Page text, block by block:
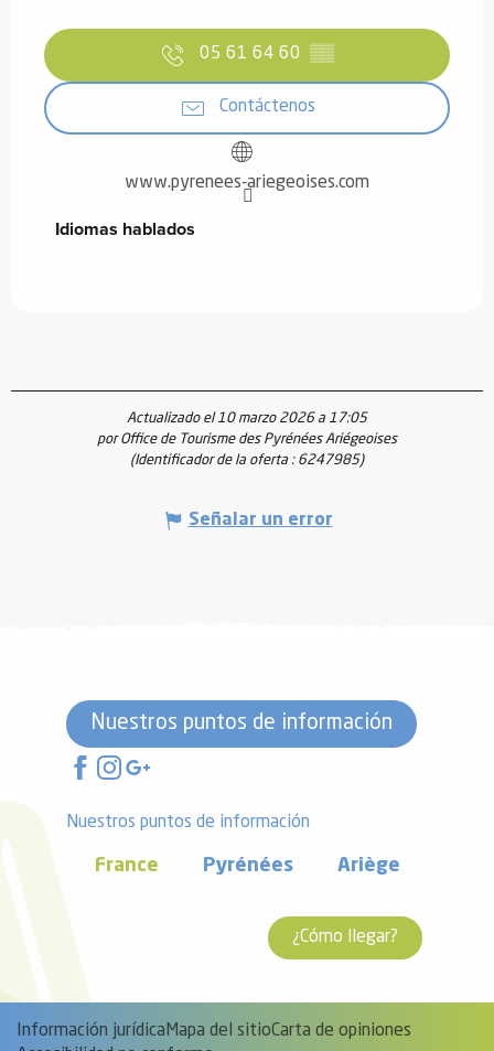
05 61 64 60 ▒▒
Contáctenos
www.pyrenees-ariegeoises.com
Idiomas hablados
Idiomas hablados
Actualizado el 10 marzo 2026 a 17:05
por Office de Tourisme des Pyrénées Ariégeoises
(Identificador de la oferta : 6247985)
Señalar un error
Nuestros puntos de información
Nuestros puntos de información
France Pyrénées Ariège
¿Cómo llegar?
Información jurídica Mapa del sitioCarta de opiniones